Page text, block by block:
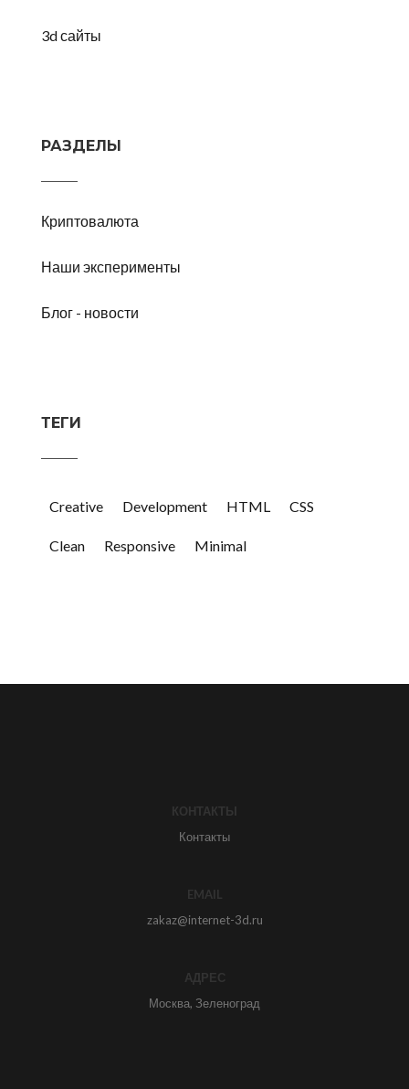
3d сайты
РАЗДЕЛЫ
Криптовалюта
Наши эксперименты
Блог - новости
ТЕГИ
Creative Development HTML CSS
Clean Responsive Minimal
КОНТАКТЫ
Контакты
EMAIL
zakaz@internet-3d.ru
АДРЕС
Москва, Зеленоград